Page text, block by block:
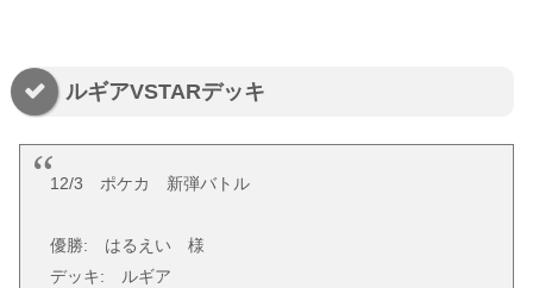
ルギアVSTARデッキ
12/3 ポケカ 新弾バトル
優勝: はるえい 様
デッキ: ルギア